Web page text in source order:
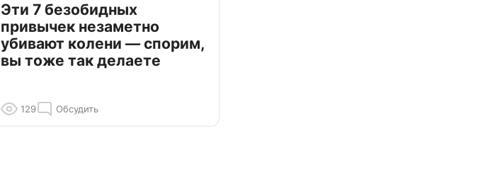
Эти 7 безобидных
привычек незаметно
убивают колени — спорим,
вы тоже так делаете
129 Обсудить